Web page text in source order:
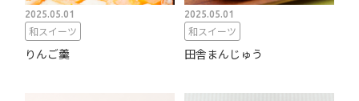
2025.05.01
和スイーツ
りんご羹
2025.05.01
和スイーツ
田舎まんじゅう